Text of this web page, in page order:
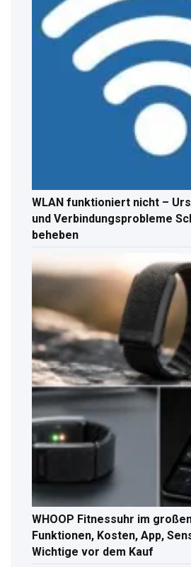
WLAN funktioniert nicht –
und Verbindungsprobleme
beheben
WHOOP Fitnessuhr im
Funktionen, Kosten, App,
Wichtige vor dem Kauf